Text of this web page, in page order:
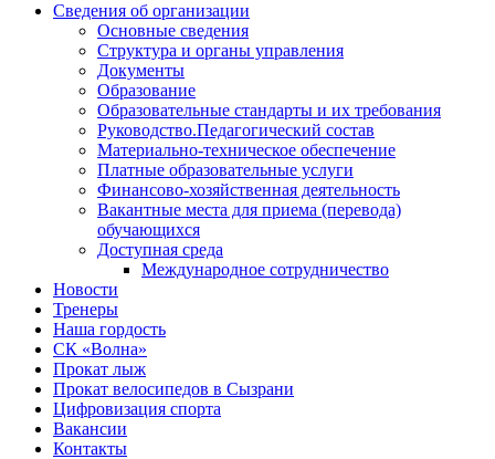
Сведения об организации
Основные сведения
Структура и органы управления
Документы
Образование
Образовательные стандарты и их требования
Руководство.Педагогический состав
Материально-техническое обеспечение
Платные образовательные услуги
Финансово-хозяйственная деятельность
Вакантные места для приема (перевода)
обучающихся
Доступная среда
Международное сотрудничество
Новости
Тренеры
Наша гордость
СК «Волна»
Прокат лыж
Прокат велосипедов в Сызрани
Цифровизация спорта
Вакансии
Контакты